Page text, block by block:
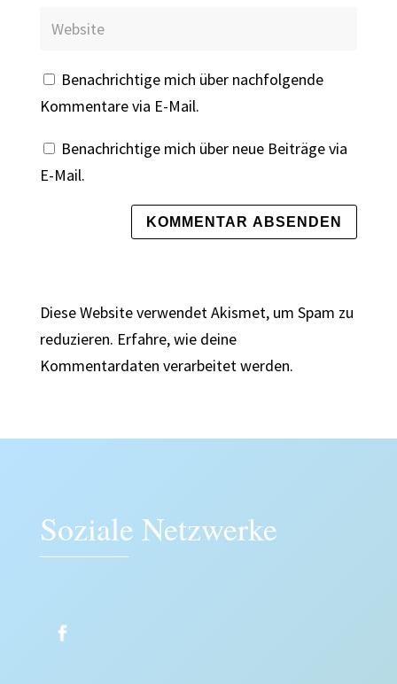
Benachrichtige mich über nachfolgende
Kommentare via E-Mail.
Benachrichtige mich über neue Beiträge via
E-Mail.
Diese Website verwendet Akismet, um Spam zu
reduzieren. Erfahre, wie deine
Kommentardaten verarbeitet werden.
Soziale Netzwerke